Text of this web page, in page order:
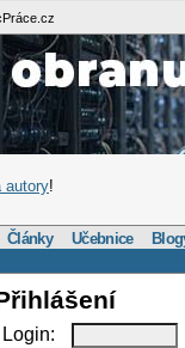
autory!
Články Učebnice
Login: